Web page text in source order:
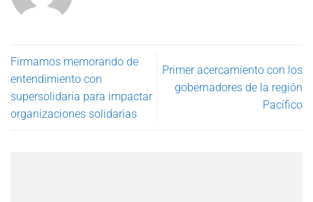
Firmamos memorando de
entendimiento con
supersolidaria para impactar
organizaciones solidarias
Primer acercamiento con los
gobernadores de la región
Pacífico